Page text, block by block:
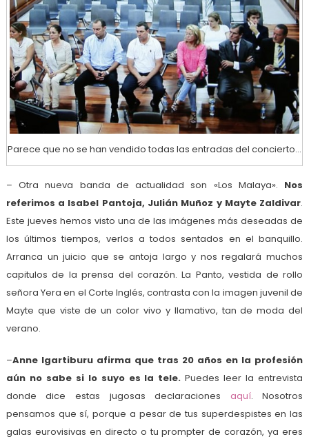
Parece que no se han vendido todas las entradas del concierto…
– Otra nueva banda de actualidad son «Los Malaya». Nos
referimos a Isabel Pantoja, Julián Muñoz y Mayte Zaldivar.
Este jueves hemos visto una de las imágenes más deseadas de
los últimos tiempos, verlos a todos sentados en el banquillo.
Arranca un juicio que se antoja largo y nos regalará muchos
capitulos de la prensa del corazón. La Panto, vestida de rollo
señora Yera en el Corte Inglés, contrasta con la imagen juvenil de
Mayte que viste de un color vivo y llamativo, tan de moda del
verano.
–Anne Igartiburu afirma que tras 20 años en la profesión
aún no sabe si lo suyo es la tele.Puedes leer la entrevista
donde dice estas jugosas declaraciones aquí. Nosotros
pensamos que sí, porque a pesar de tus superdespistes en las
galas eurovisivas en directo o tu prompter de corazón, ya eres